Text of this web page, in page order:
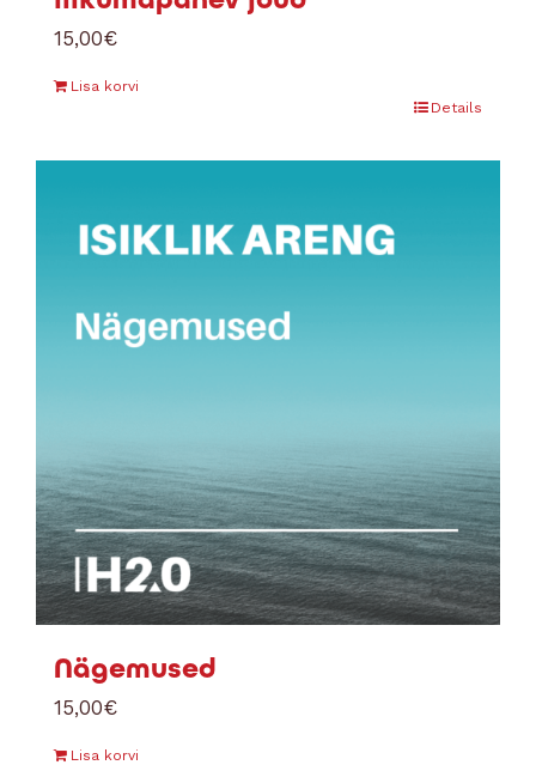
15,00€
Lisa korvi
Details
Nägemused
15,00€
Lisa korvi